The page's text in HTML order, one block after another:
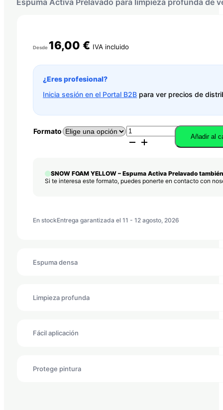
Espuma Activa Prelavado para limpieza profunda de
Desde 16,00 € IVA incluido
¿Eres profesional?
Inicia sesión en el Portal B2B para ver precios de
Formato
SNOW
FOAM
Espuma
Activa
Añadir al
SNOW FOAM YELLOW – Espuma Activa Prelavado
Si te interesa este formato, puedes ponerte en contacto con
En stockEntrega garantizada el 11 - 12 agosto, 2026
Espuma densa
Limpieza profunda
Fácil aplicación
Protege pintura